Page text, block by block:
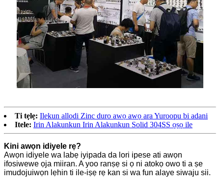
Ti tẹlẹ: Ilekun allodi Zinc duro awọ awọ ara Yuroopu bi adani
Itele: Irin Alakunkun Irin Alakunkun Solid 304SS ọṣọ ​​ile
Kini awọn idiyele rẹ?
Awọn idiyele wa labẹ iyipada da lori ipese ati awọn
ifosiwewe ọja miiran. A yoo ranṣẹ si ọ ni atokọ owo ti a ṣe
imudojuiwọn lẹhin ti ile-iṣẹ rẹ kan si wa fun alaye siwaju sii.